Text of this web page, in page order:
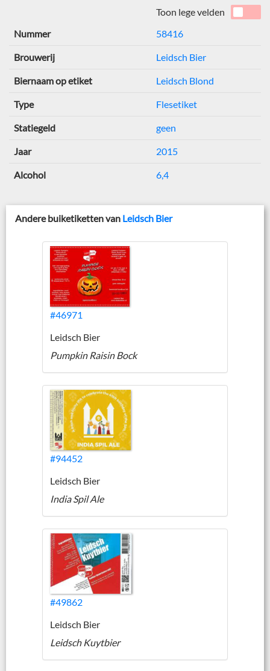
Toon lege velden
Nummer
58416
Brouwerij Leidsch Bier
Biernaam op etiket Leidsch Blond
Type Flesetiket
Statiegeld geen
Jaar 2015
Alcohol 6,4
Andere buiketiketten van Leidsch Bier
#46971
Leidsch Bier
Pumpkin Raisin Bock
#94452
Leidsch Bier
India Spil Ale
#49862
Leidsch Bier
Leidsch Kuytbier